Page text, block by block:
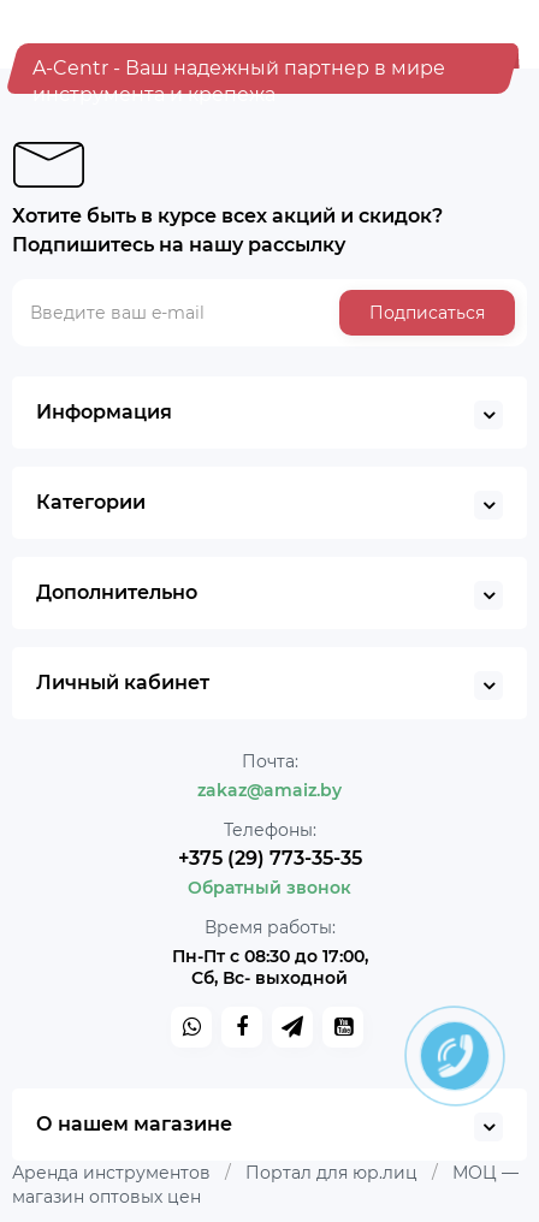
A-Centr - Ваш надежный партнер в мире
инструмента и крепежа
Хотите быть в курсе всех акций и скидок?
Подпишитесь на нашу рассылку
Подписаться
Информация
Категории
Дополнительно
Личный кабинет
Почта:
zakaz@amaiz.by
Телефоны:
+375 (29) 773-35-35
Обратный звонок
Время работы:
Пн-Пт с 08:30 до 17:00,
Сб, Вс- выходной
О нашем магазине
Аренда инструментов / Портал для юр.лиц /
МОЦ —
магазин оптовых цен